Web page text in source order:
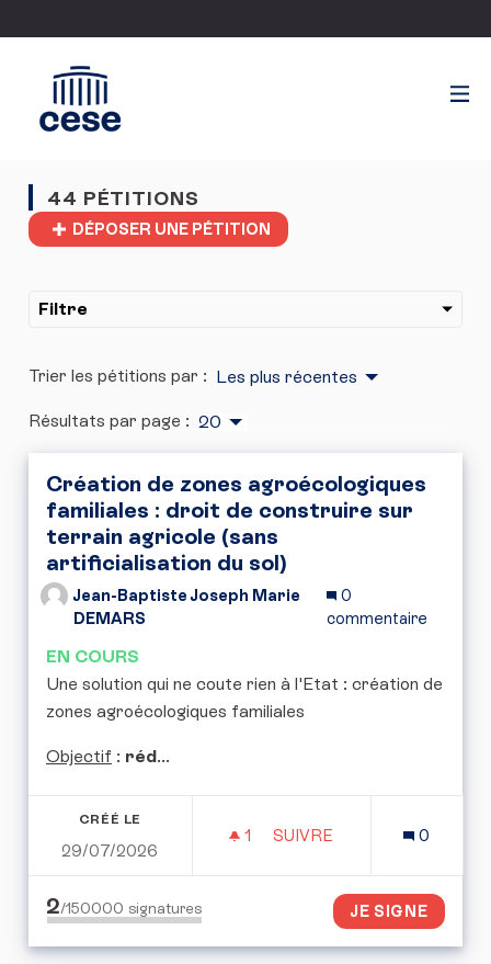
44 PÉTITIONS
DÉPOSER UNE PÉTITION
Filtre
Trier les pétitions par : Les plus récentes
Résultats par page : 20
Création de zones agroécologiques
familiales : droit de construire sur
terrain agricole (sans
artificialisation du sol)
Jean-Baptiste Joseph Marie
DEMARS
0
commentaire
EN COURS
Une solution qui ne coute rien à l'Etat : création de
zones agroécologiques familiales
Objectif : réd...
CRÉÉ LE
29/07/2026
1 1 ABONNÉ
SUIVRE
0
2/150000 signatures JE SIGNE